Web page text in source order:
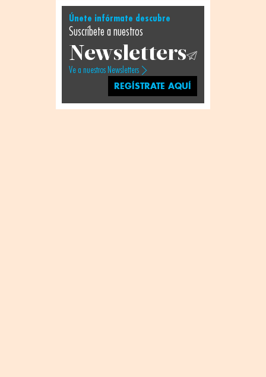
Únete infórmate descubre
Suscríbete a nuestros
Newsletters
Ve a nuestros Newsletters
REGÍSTRATE AQUÍ